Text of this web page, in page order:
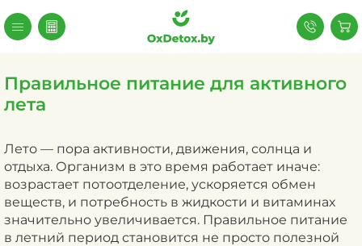
Правильное питание для активного
лета
Лето — пора активности, движения, солнца и
отдыха. Организм в это время работает иначе:
возрастает потоотделение, ускоряется обмен
веществ, и потребность в жидкости и витаминах
значительно увеличивается. Правильное питание
в летний период становится не просто полезной